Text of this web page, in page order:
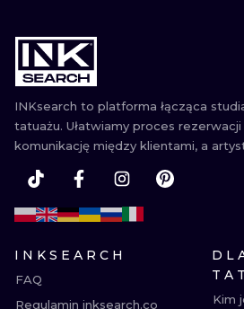
INKsearch to platforma łącząca
tatuażu. Ułatwiamy proces
komunikację między klientami, a
INKSEARCH
FAQ
Regulamin inksearch.co
Kim